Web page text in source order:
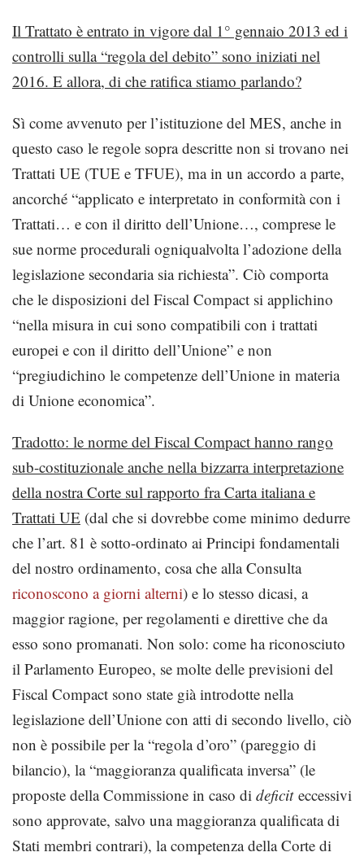
Il Trattato è entrato in vigore dal 1° gennaio 2013 ed i
controlli sulla “regola del debito” sono iniziati nel
2016. E allora, di che ratifica stiamo parlando?
Sì come avvenuto per l’istituzione del MES, anche in
questo caso le regole sopra descritte non si trovano nei
Trattati UE (TUE e TFUE), ma in un accordo a parte,
ancorché “applicato e interpretato in conformità con i
Trattati… e con il diritto dell’Unione…, comprese le
sue norme procedurali ogniqualvolta l’adozione della
legislazione secondaria sia richiesta”. Ciò comporta
che le disposizioni del Fiscal Compact si applichino
“nella misura in cui sono compatibili con i trattati
europei e con il diritto dell’Unione” e non
“pregiudichino le competenze dell’Unione in materia
di Unione economica”.
Tradotto: le norme del Fiscal Compact hanno rango
sub-costituzionale anche nella bizzarra interpretazione
della nostra Corte sul rapporto fra Carta italiana e
Trattati UE (dal che si dovrebbe come minimo dedurre
che l’art. 81 è sotto-ordinato ai Principi fondamentali
del nostro ordinamento, cosa che alla Consulta
riconoscono a giorni alterni) e lo stesso dicasi, a
maggior ragione, per regolamenti e direttive che da
esso sono promanati. Non solo: come ha riconosciuto
il Parlamento Europeo, se molte delle previsioni del
Fiscal Compact sono state già introdotte nella
legislazione dell’Unione con atti di secondo livello, ciò
non è possibile per la “regola d’oro” (pareggio di
bilancio), la “maggioranza qualificata inversa” (le
proposte della Commissione in caso di deficit eccessivi
sono approvate, salvo una maggioranza qualificata di
Stati membri contrari), la competenza della Corte di